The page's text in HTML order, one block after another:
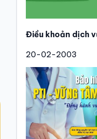
Điều khoản dịch
20-02-2003